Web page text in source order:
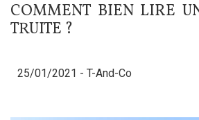
COMMENT BIEN LIRE
TRUITE ?
25/01/2021 - T-And-Co